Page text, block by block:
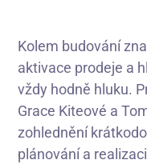
Kolem budování
aktivace prodeje a
vždy hodně hluku.
Grace Kiteové a
zohlednění
plánování a